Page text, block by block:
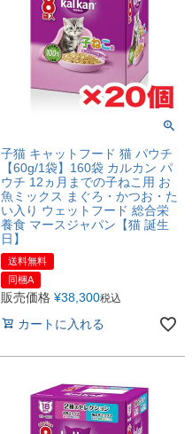
子猫 キャットフード 猫 パウチ
【60g/1袋】160袋 カルカン パ
ウチ 12ヵ月までの子ねこ用 お
魚ミックス まぐろ・かつお・た
い入り ウェットフード 総合栄
養食 マースジャパン【猫 誕生
日】
送料無料
同梱A
販売価格 ¥38,300税込
カートに入れる